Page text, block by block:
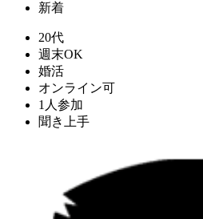
新着
20代
週末OK
婚活
オンライン可
1人参加
聞き上手